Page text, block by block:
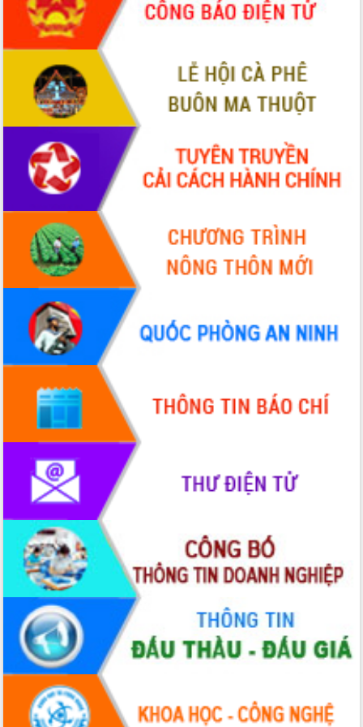
tiến đầu tư tỉnh
Ngành cá ngừ Đắk Lắk chủ động thích
ứng để giữ vững thị trường xuất khẩu
Diễn đàn Kinh tế tư nhân Việt Nam đột
phá cơ chế - Hợp tác công tư
Đề án 06 tạo bước ngoặt đột phá trong
cải cách hành chính tỉnh Đắk Lắk
Kết nối tour, đẩy mạnh chuyển đổi số
để phát triển du lịch Đắk Lắk
Khởi động Dự án Đầu tư xây dựng hạ
tầng kỹ thuật Cụm công nghiệp Tân
Gặp mặt các cơ quan báo chí nhân Kỷ
niệm 101 năm Ngày Báo chí Cách
mạng Việt Nam
Đắk Lắk sơ kết 4 năm triển khai thực
hiện Đề án 06 của Chính phủ
Họp báo thông tin về Hội nghị Công bố
Quy hoạch và Xúc tiến đầu tư tỉnh Đắk
Khơi thông điểm nghẽn, đẩy nhanh
giải ngân vốn khắc phục thiên tai
HĐND tỉnh thông qua điều chỉnh Quy
hoạch tỉnh thời kỳ 2021-2030
Hội thảo góp ý hồ sơ điều chỉnh quy
hoạch tỉnh Đắk Lắk thời kỳ 2021-2030,
tầm nhìn đến năm 2050
Nâng cao hiệu quả hoạt động của các
doanh nghiệp nhà nước
Hội nghị triển khai kết nối mạng
truyền số liệu chuyên dùng phục vụ cơ
quan Đảng, Nhà nước
Lễ phát động chuỗi hoạt động chung
tay làm sạch môi trường
Xã Ea Kar bước chuyển mình trong
công tác cải cách hành chính mô hình
mới
UBND tỉnh họp báo định kỳ tháng 4
năm 2026
Hội thảo khoa học “Giải pháp thúc đẩy
phát triển nền kinh tế xanh tại tỉnh